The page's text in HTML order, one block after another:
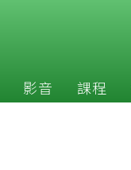
影音 課程